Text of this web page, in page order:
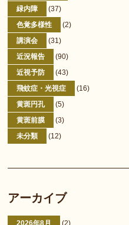
緑内障
(37)
色覚多様性
(2)
講演会
(31)
近況報告
(90)
近視予防
(43)
飛蚊症・光視症
(16)
黄斑円孔
(5)
黄斑前膜
(3)
未分類
(12)
アーカイブ
2026年8月
(2)